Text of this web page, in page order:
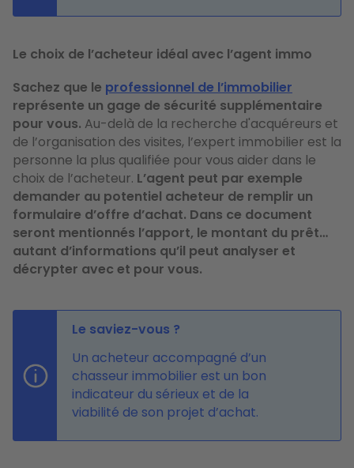
Le choix de l’acheteur idéal avec l’agent immo
Sachez que le professionnel de l’immobilier
représente un gage de sécurité supplémentaire
pour vous. Au-delà de la recherche d'acquéreurs et
de l’organisation des visites, l’expert immobilier est la
personne la plus qualifiée pour vous aider dans le
choix de l’acheteur. L’agent peut par exemple
demander au potentiel acheteur de remplir un
formulaire d’offre d’achat. Dans ce document
seront mentionnés l’apport, le montant du prêt…
autant d’informations qu’il peut analyser et
décrypter avec et pour vous.
Le saviez-vous ?
Un acheteur accompagné d’un
chasseur immobilier est un bon
indicateur du sérieux et de la
viabilité de son projet d’achat.